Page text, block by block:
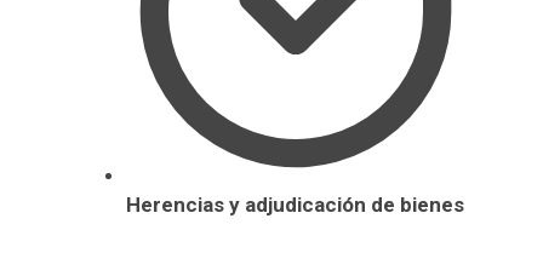
Herencias y adjudicación de bienes